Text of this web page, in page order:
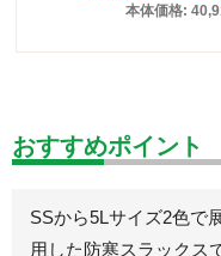
本体価格:
おすすめポイント
SSから5Lサイズ2色で
用した防寒スラックス